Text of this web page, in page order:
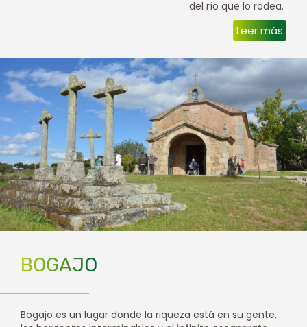
del río que lo rodea.
Leer más
BOGAJO
Bogajo es un lugar donde la riqueza está en su gente,